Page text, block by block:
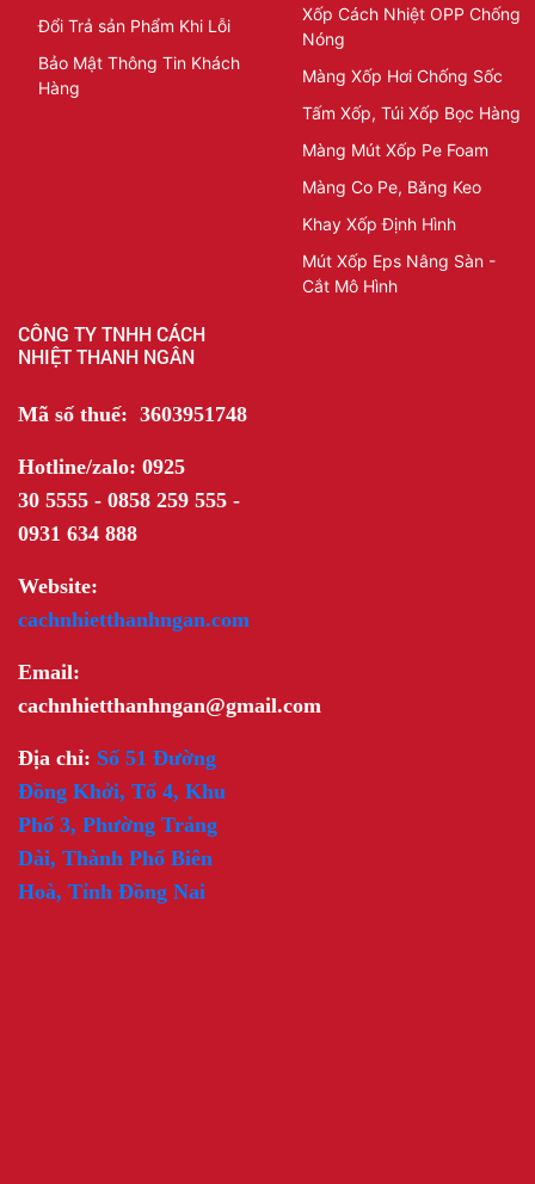
Đổi Trả sản Phẩm Khi Lỗi
Bảo Mật Thông Tin Khách
Hàng
Xốp Cách Nhiệt OPP Chống
Nóng
Màng Xốp Hơi Chống Sốc
Tấm Xốp, Túi Xốp Bọc Hàng
Màng Mút Xốp Pe Foam
Màng Co Pe, Băng Keo
Khay Xốp Định Hình
Mút Xốp Eps Nâng Sàn -
Cắt Mô Hình
CÔNG TY TNHH CÁCH
NHIỆT THANH NGÂN
Mã số thuế: 3603951748
Hotline/zalo: 0925
30 5555 - 0858 259 555 -
0931 634 888
Website:
cachnhietthanhngan.com
Email:
cachnhietthanhngan@gmail.com
Địa chỉ: Số 51 Đường
Đồng Khởi, Tổ 4, Khu
Phố 3, Phường Trảng
Dài, Thành Phố Biên
Hoà, Tỉnh Đồng Nai